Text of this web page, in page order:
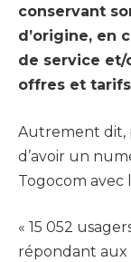
conservant
d’origine, en
de service
offres et
Autrement dit,
d’avoir un
Togocom avec
« 15 052
répondant aux